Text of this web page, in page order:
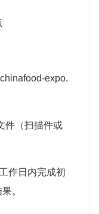
expo.
件（扫描件或
作日内完成初
。